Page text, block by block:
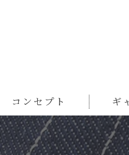
コンセプト ギ
KFB製